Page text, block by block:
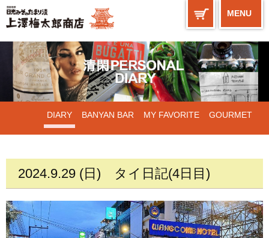
MENU
DIARY BANYAN BAR MY FAVORITE GOURMET
2024.9.29 (日) タイ日記(4日目)